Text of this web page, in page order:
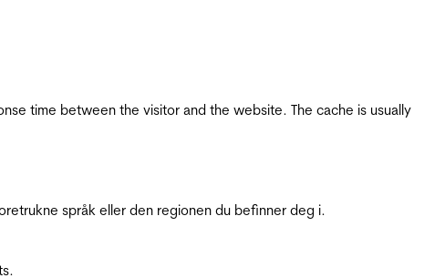
time between the visitor and the website. The cache is usually
språk eller den regionen du befinner deg i.